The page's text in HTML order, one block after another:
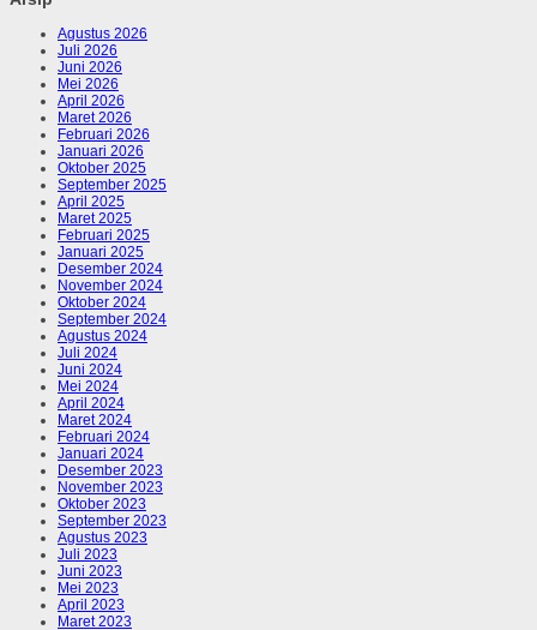
Agustus 2026
Juli 2026
Juni 2026
Mei 2026
April 2026
Maret 2026
Februari 2026
Januari 2026
Oktober 2025
September 2025
April 2025
Maret 2025
Februari 2025
Januari 2025
Desember 2024
November 2024
Oktober 2024
September 2024
Agustus 2024
Juli 2024
Juni 2024
Mei 2024
April 2024
Maret 2024
Februari 2024
Januari 2024
Desember 2023
November 2023
Oktober 2023
September 2023
Agustus 2023
Juli 2023
Juni 2023
Mei 2023
April 2023
Maret 2023